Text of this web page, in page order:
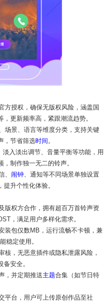
方授权，确保无版权风险，涵盖国
更新频率高，紧跟潮流趋势。
场景、语言等维度分类，支持关键
，节省筛选时间 。
入淡出调节、音量平衡等功能，用
制作独一无二的铃声。
、 闹钟 、通知等不同场景单独设置
升个性化体验。
版权方合作，拥有超百万首铃声资
，满足用户多样化需求。
装包仅数MB，运行流畅不卡顿，兼
稳定使用。
核，无恶意插件或隐私泄露风险，
安全。
，并定期推送主题合集（如节日特
平台，用户可上传原创作品至社